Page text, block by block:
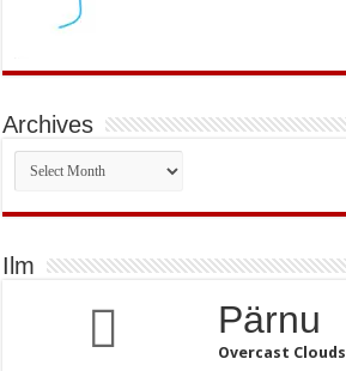
Archives
Archives
Ilm
Pärnu
Overcast Clouds